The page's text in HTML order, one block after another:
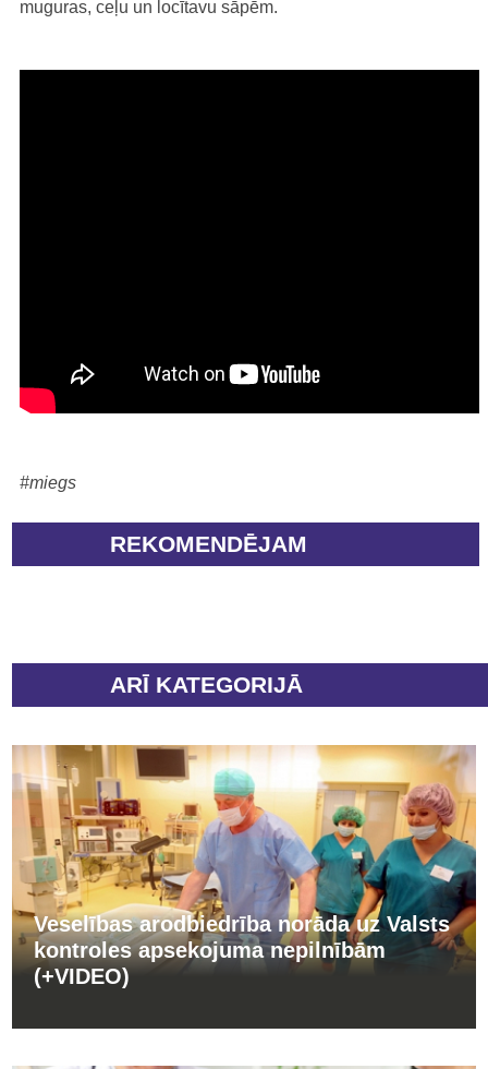
muguras, ceļu un locītavu sāpēm.
#miegs
REKOMENDĒJAM
ARĪ KATEGORIJĀ
Veselības arodbiedrība norāda uz Valsts
kontroles apsekojuma nepilnībām
(+VIDEO)